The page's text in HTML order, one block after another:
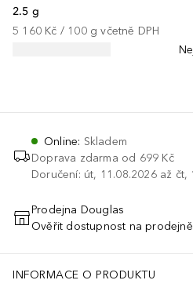
2.5 g
5 160 Kč / 100 g včetně DPH
Online: Skladem
Doprava zdarma od 699 Kč
Doručení: út, 11.08.2026 až čt,
PŘIDAT DO
Prodejna Douglas
Ověřit dostupnost na prodejně
INFORMACE O PRODUKTU